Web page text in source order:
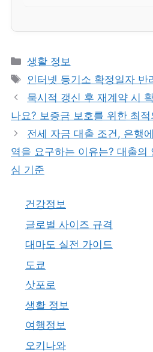
카
테
리
생활 정보
태
그
인터넷 등기소 확정일자 반
묵시적 갱신 후 재계약 시
나요? 보증금 보호를 위한 최적
전세 자금 대출 조건, 은행
역을 요구하는 이유는? 대출의
심 기준
건강정보
글로벌 사이즈 규격
대마도 실전 가이드
도쿄
삿포로
생활 정보
여행정보
오키나와